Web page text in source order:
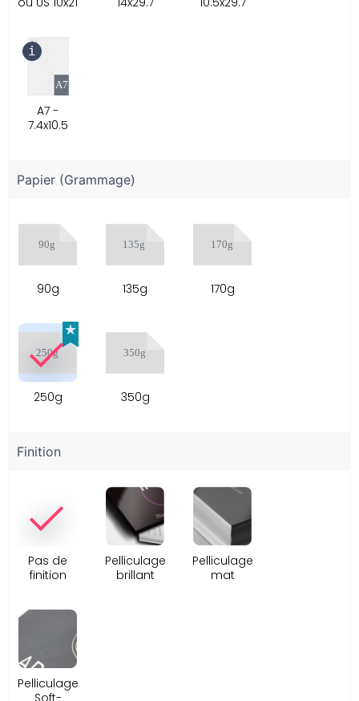
A7 -
7.4x10.5
Papier (Grammage)
90g 135g 170g
250g 350g
Finition
Pas de
finition
Pelliculage
brillant
Pelliculage
mat
Pelliculage
Soft-